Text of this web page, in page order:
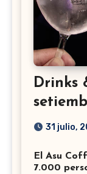
Drinks
31 julio,
El Asu
7.000